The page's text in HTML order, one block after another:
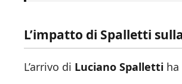
L’impatto di Spalletti
L’arrivo di Luciano Spalletti